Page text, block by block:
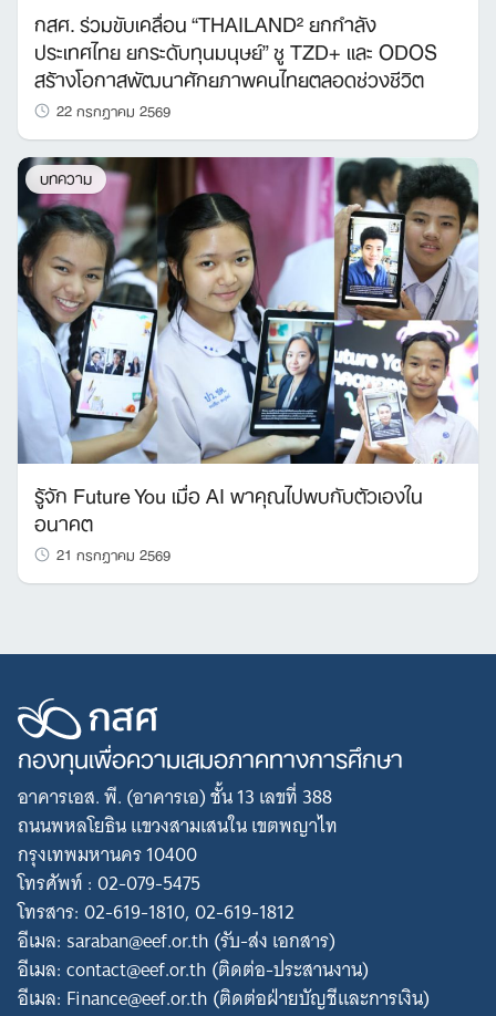
กสศ. ร่วมขับเคลื่อน “THAILAND² ยกกำลัง
ประเทศไทย ยกระดับทุนมนุษย์” ชู TZD+ และ ODOS
สร้างโอกาสพัฒนาศักยภาพคนไทยตลอดช่วงชีวิต
22 กรกฎาคม 2569
บทความ
รู้จัก Future You เมื่อ AI พาคุณไปพบกับตัวเองใน
อนาคต
21 กรกฎาคม 2569
กองทุนเพื่อความเสมอภาคทางการศึกษา
อาคารเอส. พี. (อาคารเอ) ชั้น 13 เลขที่ 388
ถนนพหลโยธิน แขวงสามเสนใน เขตพญาไท
กรุงเทพมหานคร 10400
โทรศัพท์ : 02-079-5475
โทรสาร: 02-619-1810, 02-619-1812
อีเมล: saraban@eef.or.th (รับ-ส่ง เอกสาร)
อีเมล: contact@eef.or.th (ติดต่อ-ประสานงาน)
อีเมล: Finance@eef.or.th (ติดต่อฝ่ายบัญชีและการเงิน)